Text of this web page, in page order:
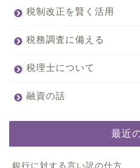
税制改正を賢く活用
税務調査に備える
税理士について
融資の話
最近
銀行に対する言い訳の仕方